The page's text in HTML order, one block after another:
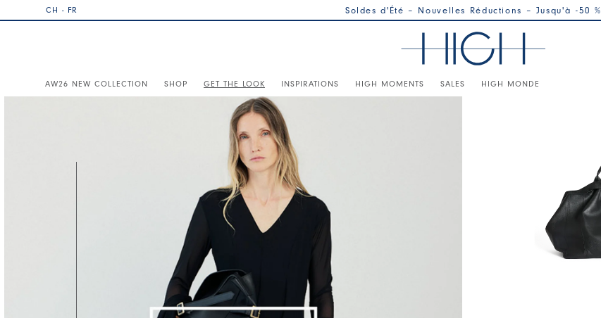
CH - FR Soldes d'Été – Nouvelles Réductions – Jusqu'à -50 %
AW26 NEW COLLECTION SHOP GET THE LOOK INSPIRATIONS HIGH MOMENTS SALES HIGH MONDE